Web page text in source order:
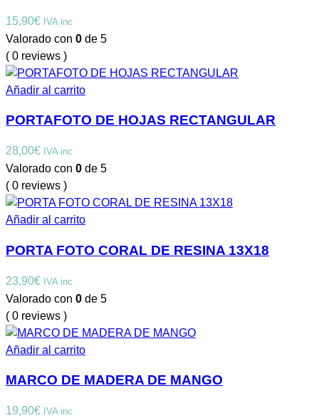
15,90€ IVA inc
Valorado con 0 de 5
( 0 reviews )
Añadir al carrito
PORTAFOTO DE HOJAS RECTANGULAR
28,00€ IVA inc
Valorado con 0 de 5
( 0 reviews )
Añadir al carrito
PORTA FOTO CORAL DE RESINA 13X18
23,90€ IVA inc
Valorado con 0 de 5
( 0 reviews )
Añadir al carrito
MARCO DE MADERA DE MANGO
19,90€ IVA inc